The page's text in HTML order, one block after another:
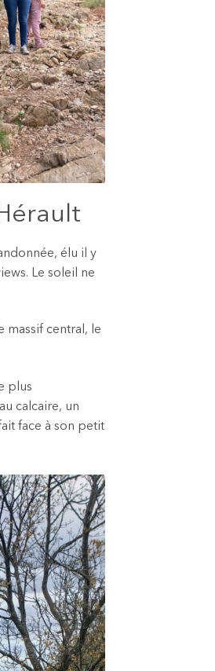
élu il y
Le soleil ne
massif central, le
plus
calcaire, un
face à son petit